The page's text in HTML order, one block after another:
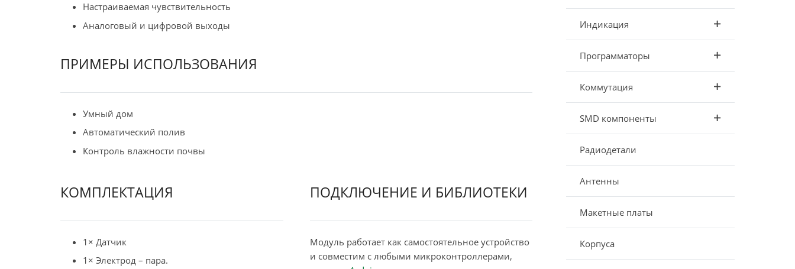
Настраиваемая чувствительность
Аналоговый и цифровой выходы
ПРИМЕРЫ ИСПОЛЬЗОВАНИЯ
Умный дом
Автоматический полив
Контроль влажности почвы
КОМПЛЕКТАЦИЯ
1× Датчик
1× Электрод – пара.
ПОДКЛЮЧЕНИЕ И БИБЛИОТЕКИ
Модуль работает как самостоятельное устройство
и совместим с любыми микроконтроллерами,
Индикация
Программаторы
Коммутация
SMD компоненты
Радиодетали
Антенны
Макетные платы
Корпуса